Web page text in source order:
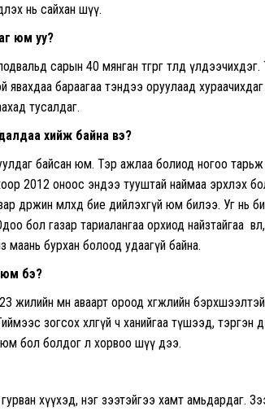
нь сайхан шүү.
юм уу?
сарын 40 мянган төгрөг төлөөд үлдээчихдэг.
явахдаа бараагаа тэндээ оруулаад
тусалдаг.
хийж байна вэ?
байсан юм. Тэр ажлаа болиод ногоо
2012 оноос эндээ тууштай наймаа эрхлэх
өдөржин мөлхөөд бие дийлэхгүй юм билээ. Уг
бол газар тариалангаа орхиод найзтайгаа
маань бурхан болоод удаагүй байна.
юм бэ?
өмнө аваарт ороод хөгжлийн
зогсох хөлгүй ч ханийгаа түшээд,
бол болдог л хорвоо шүү дээ.
хүүхэд, нэг зээтэйгээ хамт амьдардаг.